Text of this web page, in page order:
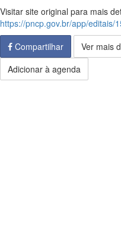
Visitar site original para mais
https://pncp.gov.br/app/editais/
Compartilhar
Ver mais
Adicionar à agenda